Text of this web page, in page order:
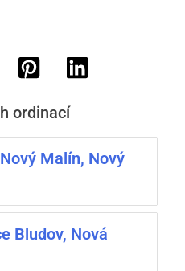
ordinací
Malín, Nový
Bludov, Nová